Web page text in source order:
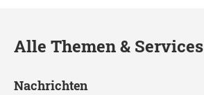
Alle Themen & Services
Nachrichten